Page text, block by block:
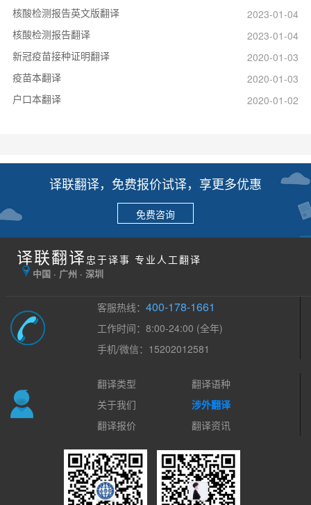
核酸检测报告英文版翻译
2023-01-04
核酸检测报告翻译
2023-01-04
新冠疫苗接种证明翻译
2020-01-03
疫苗本翻译
2020-01-03
户口本翻译
2020-01-02
译联翻译，免费报价试译，享更多优惠
免费咨询
译联翻译 忠于译事 专业人工翻译
中国 · 广州 · 深圳
客服热线：400-178-1661
工作时间：8:00-24:00 (全年)
手机/微信：15202012581
翻译类型
翻译语种
关于我们
涉外翻译
翻译报价
翻译资讯